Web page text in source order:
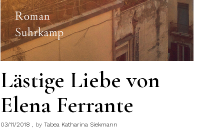
Lästige Liebe von
Elena Ferrante
03/11/2018 byTabea Katharina Siekmann